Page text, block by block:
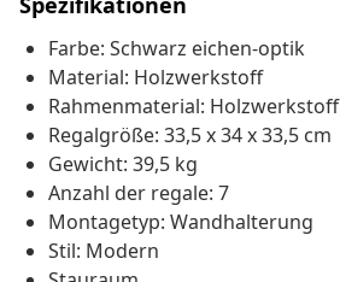
Farbe: Schwarz eichen-optik
Material: Holzwerkstoff
Rahmenmaterial: Holzwerkstoff
Regalgröße: 33,5 x 34 x 33,5 cm
Gewicht: 39,5 kg
Anzahl der regale: 7
Montagetyp: Wandhalterung
Stil: Modern